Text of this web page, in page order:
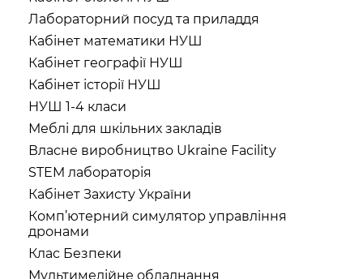
Лабораторний посуд та приладдя
Кабінет математики НУШ
Кабінет географії НУШ
Кабінет історії НУШ
НУШ 1-4 класи
Меблі для шкільних закладів
Власне виробництво Ukraine Facility
STEM лабораторія
Кабінет Захисту України
Комп’ютерний симулятор управління
дронами
Клас Безпеки
Мультимедійне обладнання